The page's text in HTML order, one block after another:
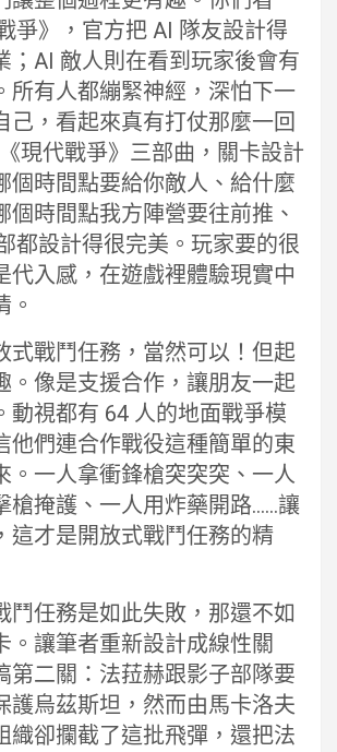
爭》，官方把 AI 隊友設計得
；AI 敵人則在看到玩家後會有
所有人都繃緊神經，深怕下一
己，看起來真有打仗那麼一回
現代戰爭》三部曲，關卡設計
個時間點要給你敵人、給什麼
個時間點我方陣營要往前推、
都設計得很完美。玩家要的很
代入感，在遊戲裡體驗現實中
。
式戰鬥任務，當然可以！但起
。像是支援合作，讓朋友一起
動視都有 64 人的地面戰爭模
他們連合作戰役這種簡單的東
。一人拿衝鋒槍突突突、一人
槍掩護、一人用炸藥開路……讓
這才是開放式戰鬥任務的精
鬥任務是如此失敗，那還不如
。讓筆者重新設計成線性關
第二關：法菈赫跟影子部隊要
護烏茲斯坦，然而由馬卡洛夫
織卻攔截了這批飛彈，還把法